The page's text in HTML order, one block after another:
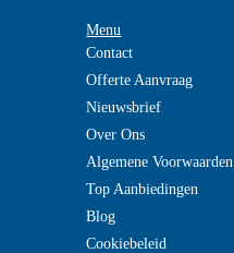
Menu
Contact
Offerte Aanvraag
Nieuwsbrief
Over Ons
Algemene Voorwaarden
Top Aanbiedingen
Blog
Cookiebeleid